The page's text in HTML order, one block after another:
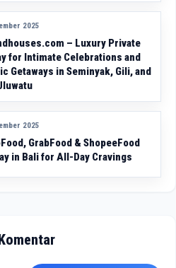
2025
– Luxury Private
for Intimate Celebrations and
Getaways in Seminyak, Gili, and
2025
GrabFood & ShopeeFood
in Bali for All-Day Cravings